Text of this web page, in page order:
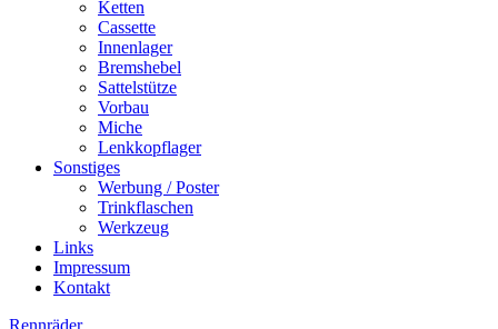
Ketten
Cassette
Innenlager
Bremshebel
Sattelstütze
Vorbau
Miche
Lenkkopflager
Sonstiges
Werbung / Poster
Trinkflaschen
Werkzeug
Links
Impressum
Kontakt
Rennräder